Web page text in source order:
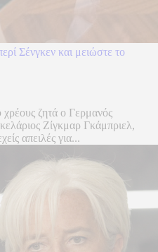
Σένγκεν και μειώστε το
ζητά ο Γερμανός
Ζίγκμαρ Γκάμπριελ,
απειλές για...